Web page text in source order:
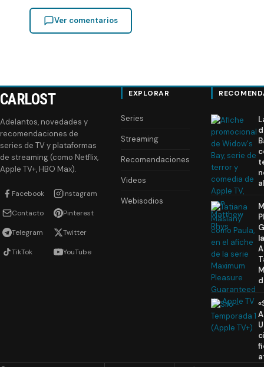
Ver comentarios
CARLOST
Adelantos, novedades y
recomendaciones de
series de TV y plataformas
de streaming (como Netflix,
Apple TV+, HBO Max).
Facebook Instagram
Contacto Pinterest
Telegram Twitter
TikTok YouTube
EXPLORAR
Series
Streaming
Recomendaciones
Videos
Webisodios